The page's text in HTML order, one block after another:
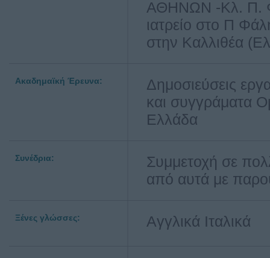
ΑΘΗΝΩΝ -Κλ. Π.
ιατρείο στο Π
στην Καλλιθέα
Ακαδημαϊκή Έρευνα:
Δημοσιεύσεις
και συγγράματα
Ελλάδα
Συνέδρια:
Συμμετοχή σε
από αυτά με
Ξένες γλώσσες: Αγγλικά Ιταλικά